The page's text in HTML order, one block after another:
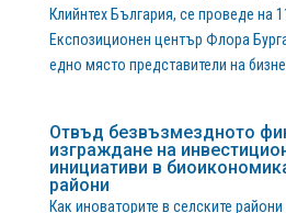
Клийнтех България, се проведе на
Експозиционен център Флора
едно място представители на
Отвъд безвъзмездното
изграждане на
инициативи в
райони
Как иноваторите в селските